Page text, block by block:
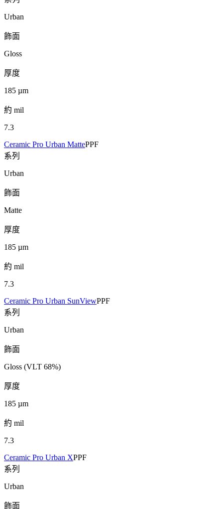
Urban
飾面
Gloss
厚度
185 µm
約 mil
7.3
Ceramic Pro Urban MattePPF
系列
Urban
飾面
Matte
厚度
185 µm
約 mil
7.3
Ceramic Pro Urban SunViewPPF
系列
Urban
飾面
Gloss (VLT 68%)
厚度
185 µm
約 mil
7.3
Ceramic Pro Urban XPPF
系列
Urban
飾面